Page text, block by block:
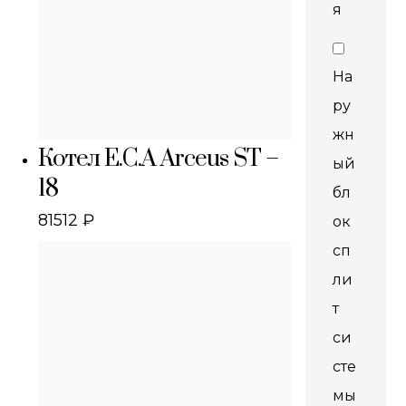
Котел E.C.A Arceus ST –
18
81512₽
я
На
ру
жн
ый
бл
ок
сп
ли
т
си
сте
мы